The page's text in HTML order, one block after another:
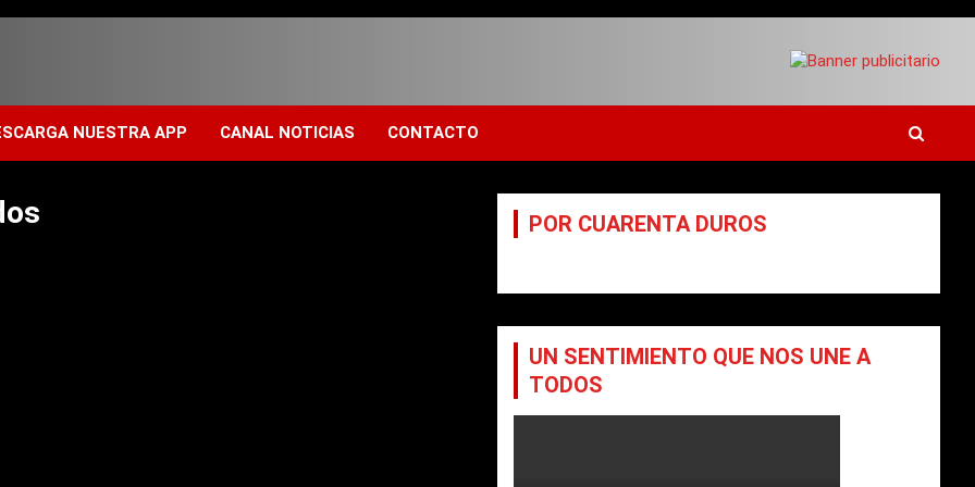
NUESTRA APP CANAL NOTICIAS CONTACTO
POR CUARENTA DUROS
UN SENTIMIENTO QUE NOS UNE A
TODOS